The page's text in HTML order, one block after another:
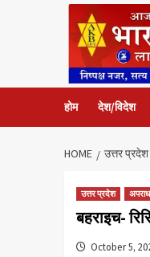
होम देश/विदेश
HOME उत्तर प्रदेश
उत्तर प्रदेश अपराध
बहराइच-
October 5,